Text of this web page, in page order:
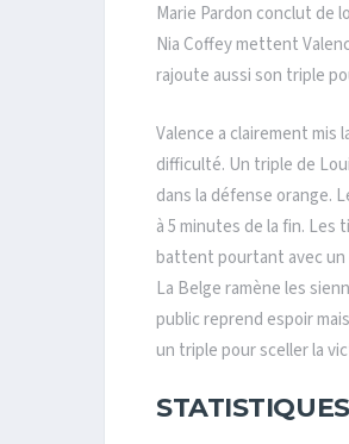
Marie Pardon conclut de
Nia Coffey mettent
rajoute aussi son triple
Valence a clairement mis
difficulté. Un triple de
dans la défense orange.
à 5 minutes de la fin.
battent pourtant avec un
La Belge ramène les
public reprend espoir
un triple pour sceller la
STATISTIQUES